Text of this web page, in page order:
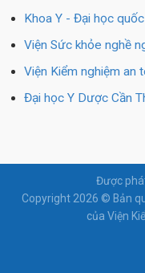
Khoa Y - Đại học
Viện Sức khỏe nghề
Viện Kiểm nghiệm an
Đại học Y Dược Cần
Được
Copyright 2026 © Bản
của Viện